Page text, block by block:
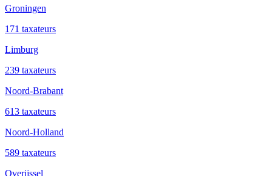
Groningen
171 taxateurs
Limburg
239 taxateurs
Noord-Brabant
613 taxateurs
Noord-Holland
589 taxateurs
Overijssel